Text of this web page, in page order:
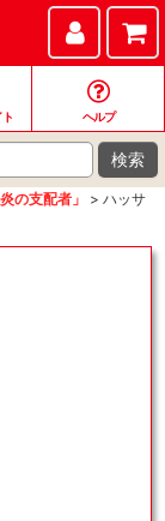
ヘルプ
検索
の支配者」 > ハッサ